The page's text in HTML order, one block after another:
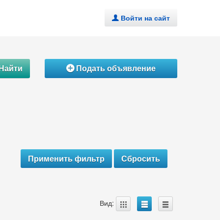
. Войти на сайт
ÁПодать объявление
Вид: A B C